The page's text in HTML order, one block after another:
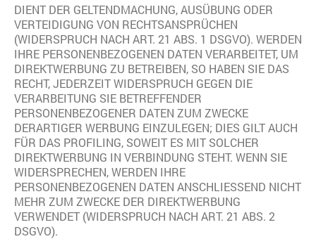
DIENT DER GELTENDMACHUNG, AUSÜBUNG ODER
VERTEIDIGUNG VON RECHTSANSPRÜCHEN
(WIDERSPRUCH NACH ART. 21 ABS. 1 DSGVO). WERDEN
IHRE PERSONENBEZOGENEN DATEN VERARBEITET, UM
DIREKTWERBUNG ZU BETREIBEN, SO HABEN SIE DAS
RECHT, JEDERZEIT WIDERSPRUCH GEGEN DIE
VERARBEITUNG SIE BETREFFENDER
PERSONENBEZOGENER DATEN ZUM ZWECKE
DERARTIGER WERBUNG EINZULEGEN; DIES GILT AUCH
FÜR DAS PROFILING, SOWEIT ES MIT SOLCHER
DIREKTWERBUNG IN VERBINDUNG STEHT. WENN SIE
WIDERSPRECHEN, WERDEN IHRE
PERSONENBEZOGENEN DATEN ANSCHLIESSEND NICHT
MEHR ZUM ZWECKE DER DIREKTWERBUNG
VERWENDET (WIDERSPRUCH NACH ART. 21 ABS. 2
DSGVO).